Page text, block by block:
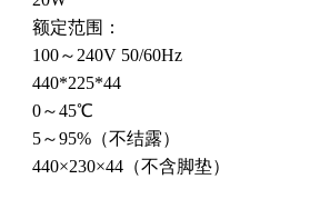
额定范围：
100～240V 50/60Hz
440*225*44
0～45℃
5～95%（不结露）
440×230×44（不含脚垫）